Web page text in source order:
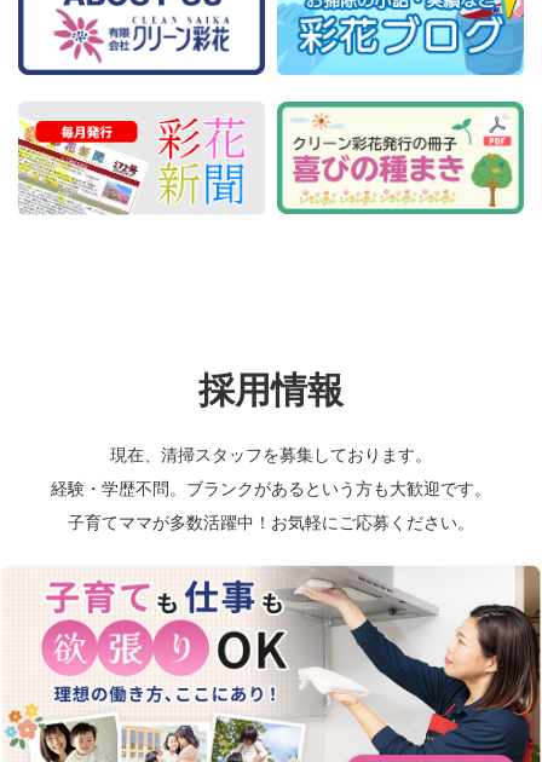
採用情報
現在、清掃スタッフを募集しております。
経験・学歴不問。ブランクがあるという方も大歓迎です。
子育てママが多数活躍中！お気軽にご応募ください。